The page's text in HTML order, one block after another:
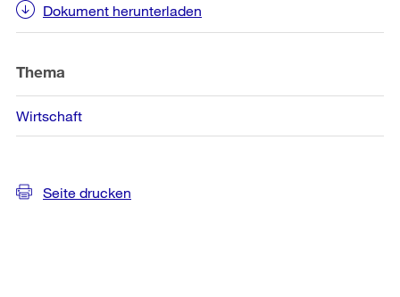
Dokument herunterladen
Thema
Wirtschaft
Seite drucken